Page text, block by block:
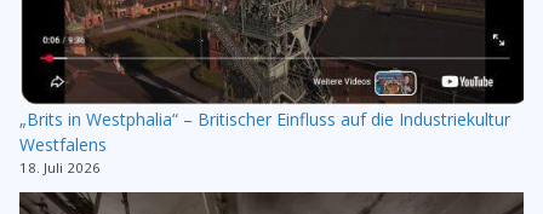
„Brits in Westphalia“ – Britischer Einfluss auf die Industriekultur
Westfalens
18. Juli 2026